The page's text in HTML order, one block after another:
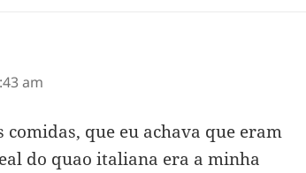
am
comidas, que eu achava que eram
do quao italiana era a minha